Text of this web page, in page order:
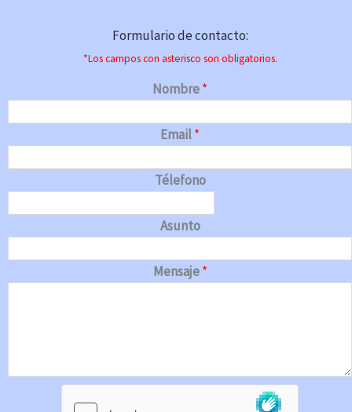
Formulario de contacto:
*Los campos con asterisco son obligatorios.
Nombre*
Email*
Télefono
Asunto
Mensaje*